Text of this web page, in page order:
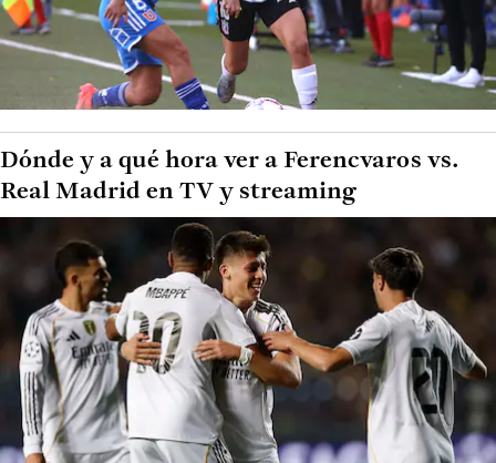
Dónde y a qué hora ver a Ferencvaros vs.
Real Madrid en TV y streaming